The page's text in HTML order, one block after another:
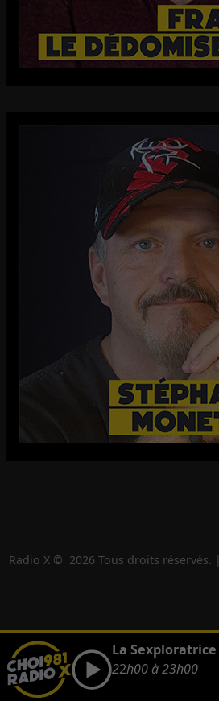
Radio X © 2026 Tous droits réservés. |
La Sexploratrice
22h00 à 23h00